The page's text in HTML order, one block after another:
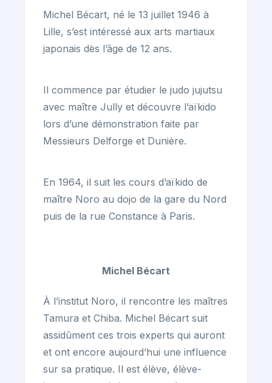
Michel Bécart, né le 13 juillet 1946 à
Lille, s’est intéressé aux arts martiaux
japonais dès l’âge de 12 ans.
Il commence par étudier le judo jujutsu
avec maître Jully et découvre l’aïkido
lors d’une démonstration faite par
Messieurs Delforge et Dunière.
En 1964, il suit les cours d’aïkido de
maître Noro au dojo de la gare du Nord
puis de la rue Constance à Paris.
Michel Bécart
À l’institut Noro, il rencontre les maîtres
Tamura et Chiba. Michel Bécart suit
assidûment ces trois experts qui auront
et ont encore aujourd’hui une influence
sur sa pratique. Il est élève, élève-